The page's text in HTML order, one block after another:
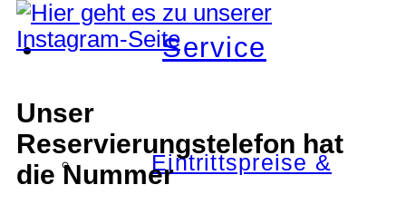
Service
Eintrittspreise &
Unser
Reservierungstelefon hat
die Nummer